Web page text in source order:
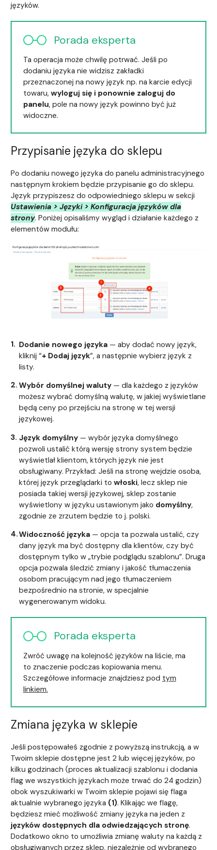
języków.
Porada eksperta
Ta operacja może chwilę potrwać. Jeśli po
dodaniu języka nie widzisz zakładki
przeznaczonej na nowy język np. na karcie edycji
towaru, wyloguj się i ponownie zaloguj do
panelu, pole na nowy język powinno być już
widoczne.
Przypisanie języka do sklepu
Po dodaniu nowego języka do panelu administracyjnego
następnym krokiem będzie przypisanie go do sklepu.
Język przypiszesz do odpowiedniego sklepu w sekcji
Ustawienia > Języki > Konfiguracja języków dla
strony. Poniżej opisaliśmy wygląd i działanie każdego z
elementów modułu:
Dodanie nowego języka — aby dodać nowy język,
kliknij “+ Dodaj język”, a następnie wybierz język z
listy.
Wybór domyślnej waluty — dla każdego z języków
możesz wybrać domyślną walutę, w jakiej wyświetlane
będą ceny po przejściu na stronę w tej wersji
językowej.
Język domyślny — wybór języka domyślnego
pozwoli ustalić którą wersję strony system będzie
wyświetlał klientom, których język nie jest
obsługiwany. Przykład: Jeśli na stronę wejdzie osoba,
której język przeglądarki towłoski, lecz sklep nie
posiada takiej wersji językowej, sklep zostanie
wyświetlony w języku ustawionym jako domyślny,
zgodnie ze zrzutem będzie to j. polski.
Widoczność języka — opcja ta pozwala ustalić, czy
dany język ma być dostępny dla klientów, czy być
dostępnym tylko w „trybie podglądu szablonu”. Druga
opcja pozwala śledzić zmiany i jakość tłumaczenia
osobom pracującym nad jego tłumaczeniem
bezpośrednio na stronie, w specjalnie
wygenerowanym widoku.
Porada eksperta
Zwróć uwagę na kolejność języków na liście, ma
to znaczenie podczas kopiowania menu.
Szczegółowe informacje znajdziesz pod tym
linkiem.
Zmiana języka w sklepie
Jeśli postępowałeś zgodnie z powyższą instrukcją, a w
Twoim sklepie dostępne jest 2 lub więcej języków, po
kilku godzinach (proces aktualizacji szablonu i dodania
flag we wszystkich językach może trwać do 24 godzin)
obok wyszukiwarki w Twoim sklepie pojawi się flaga
aktualnie wybranego języka (1). Klikając we flagę,
będziesz mieć możliwość zmiany języka na jeden z
języków dostępnych dla odwiedzających stronę.
Dodatkowo okno to umożliwia zmianę waluty na każdą z
obsługiwanych przez sklep, niezależnie od wybranego